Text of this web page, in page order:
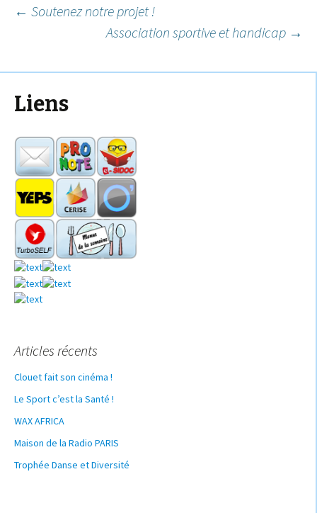
Navigation
← Soutenez notre projet !
Association sportive et handicap →
Liens
Articles récents
Clouet fait son cinéma !
Le Sport c’est la Santé !
WAX AFRICA
Maison de la Radio PARIS
Trophée Danse et Diversité